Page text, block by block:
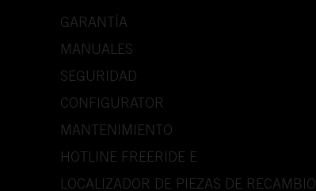
GARANTÍA
MANUALES
SEGURIDAD
CONFIGURATOR
MANTENIMIENTO
HOTLINE FREERIDE E
LOCALIZADOR DE PIEZAS DE RECAMBIO